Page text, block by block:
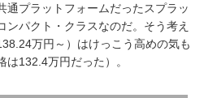
通プラットフォームだったスプラッ
ンパクト・クラスなのだ。そう考え
万円～）はけっこう高めの気も
132.4万円だった）。